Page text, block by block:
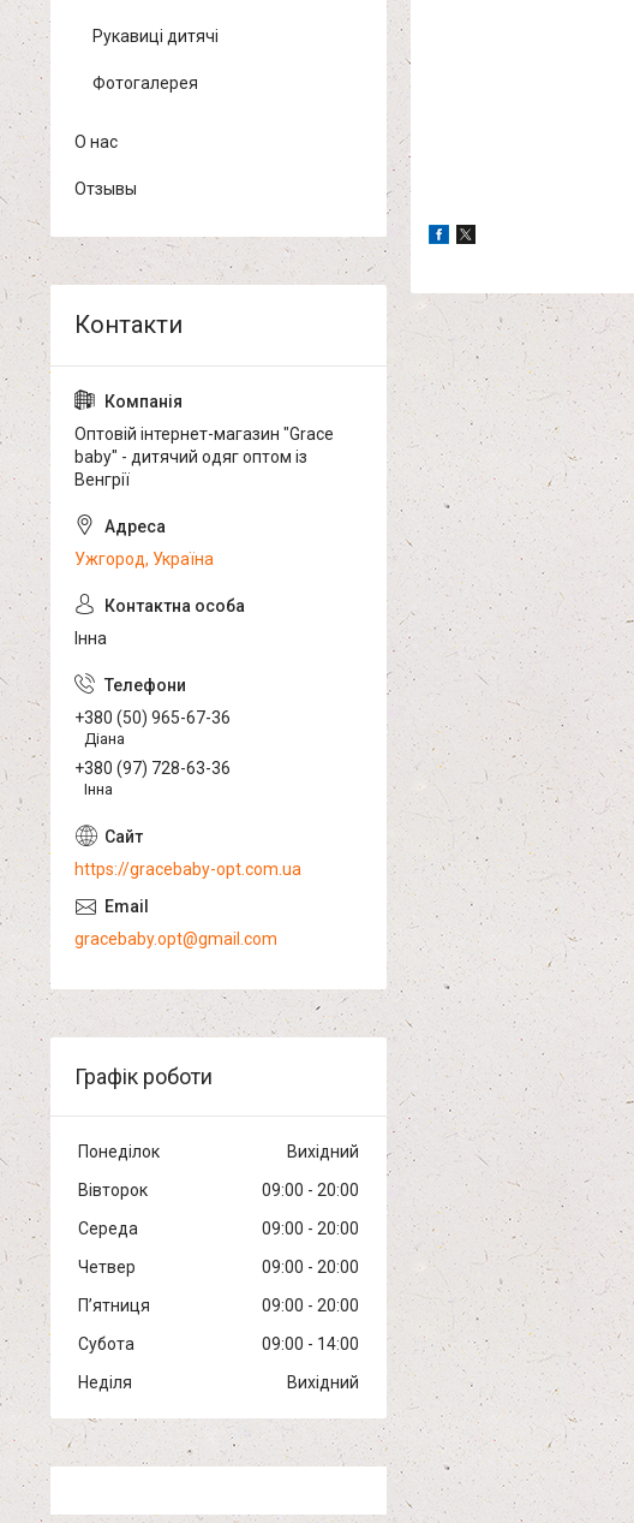
Рукавиці дитячі
Фотогалерея
О нас
Отзывы
Оптовій інтернет-магазин "Grace
baby" - дитячий одяг оптом із
Венгрії
Ужгород, Україна
Інна
+380 (50) 965-67-36
Діана
+380 (97) 728-63-36
Інна
https://gracebaby-opt.com.ua
gracebaby.opt@gmail.com
Графік роботи
Понеділок
Вихідний
Вівторок
09:00
20:00
Середа
09:00
20:00
Четвер
09:00
20:00
Пʼятниця
09:00
20:00
Субота
09:00
14:00
Неділя
Вихідний